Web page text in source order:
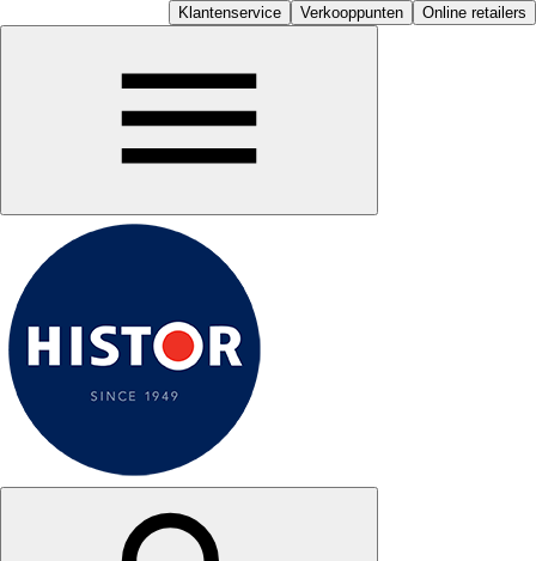
Klantenservice Verkooppunten Online retailers